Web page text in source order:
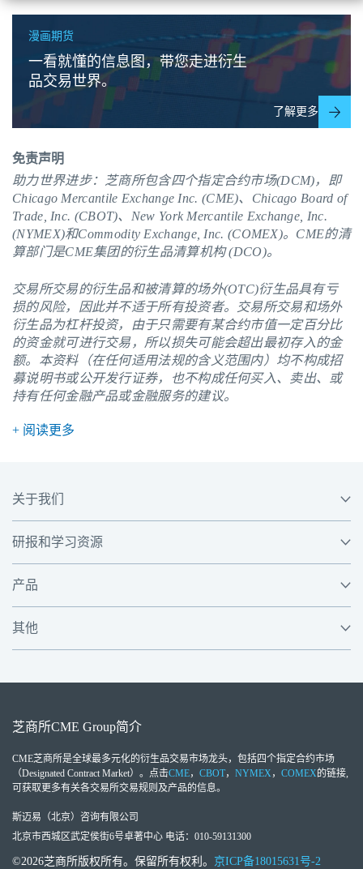
漫画期货
一看就懂的信息图，带您走进衍生
品交易世界。
了解更多
免责声明
助力世界进步：芝商所包含四个指定合约市场(DCM)，即
Chicago Mercantile Exchange Inc. (CME)、Chicago Board of
Trade, Inc. (CBOT)、New York Mercantile Exchange, Inc.
(NYMEX)和Commodity Exchange, Inc. (COMEX)。 CME的清
算部门是CME集团的衍生品清算机构 (DCO)。
交易所交易的衍生品和被清算的场外(OTC)衍生品具有亏
损的风险，因此并不适于所有投资者。交易所交易和场外
衍生品为杠杆投资，由于只需要有某合约市值一定百分比
的资金就可进行交易，所以损失可能会超出最初存入的金
额。本资料（在任何适用法规的含义范围内）均不构成招
募说明书或公开发行证券，也不构成任何买入、卖出、或
持有任何金融产品或金融服务的建议。
+ 阅读更多
关于我们
研报和学习资源
产品
其他
芝商所CME Group简介
CME芝商所是全球最多元化的衍生品交易市场龙头，包括四个指定合约市场
（Designated Contract Market）。点击CME， CBOT， NYMEX， COMEX的链接,
可获取更多有关各交易所交易规则及产品的信息。
斯迈易（北京）咨询有限公司
北京市西城区武定侯街6号卓著中心 电话：010-59131300
©2026芝商所版权所有。保留所有权利。 京ICP备18015631号-2